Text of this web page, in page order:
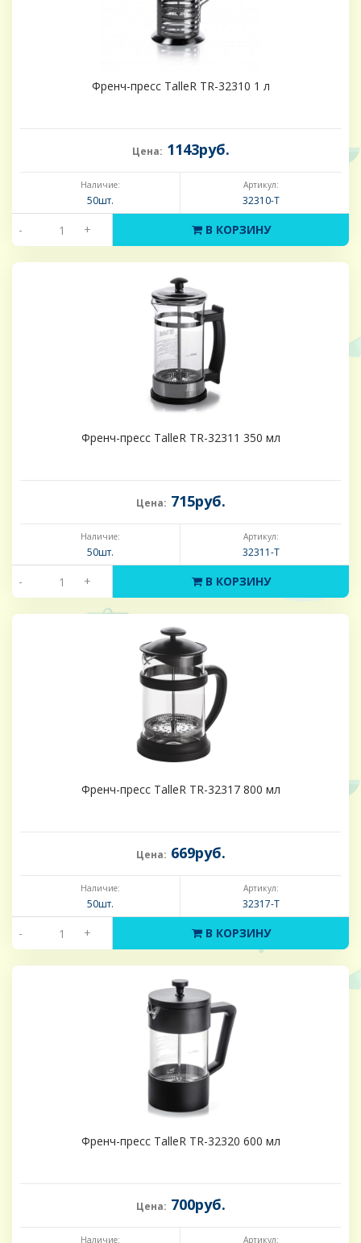
Френч-пресс TalleR TR-32310 1 л
Цена: 1143руб.
Наличие:
50шт.
Артикул:
32310-Т
- + В КОРЗИНУ
Френч-пресс TalleR TR-32311 350 мл
Цена: 715руб.
Наличие:
50шт.
Артикул:
32311-Т
- + В КОРЗИНУ
Френч-пресс TalleR TR-32317 800 мл
Цена: 669руб.
Наличие:
50шт.
Артикул:
32317-Т
- + В КОРЗИНУ
Френч-пресс TalleR TR-32320 600 мл
Цена: 700руб.
Наличие: Артикул: